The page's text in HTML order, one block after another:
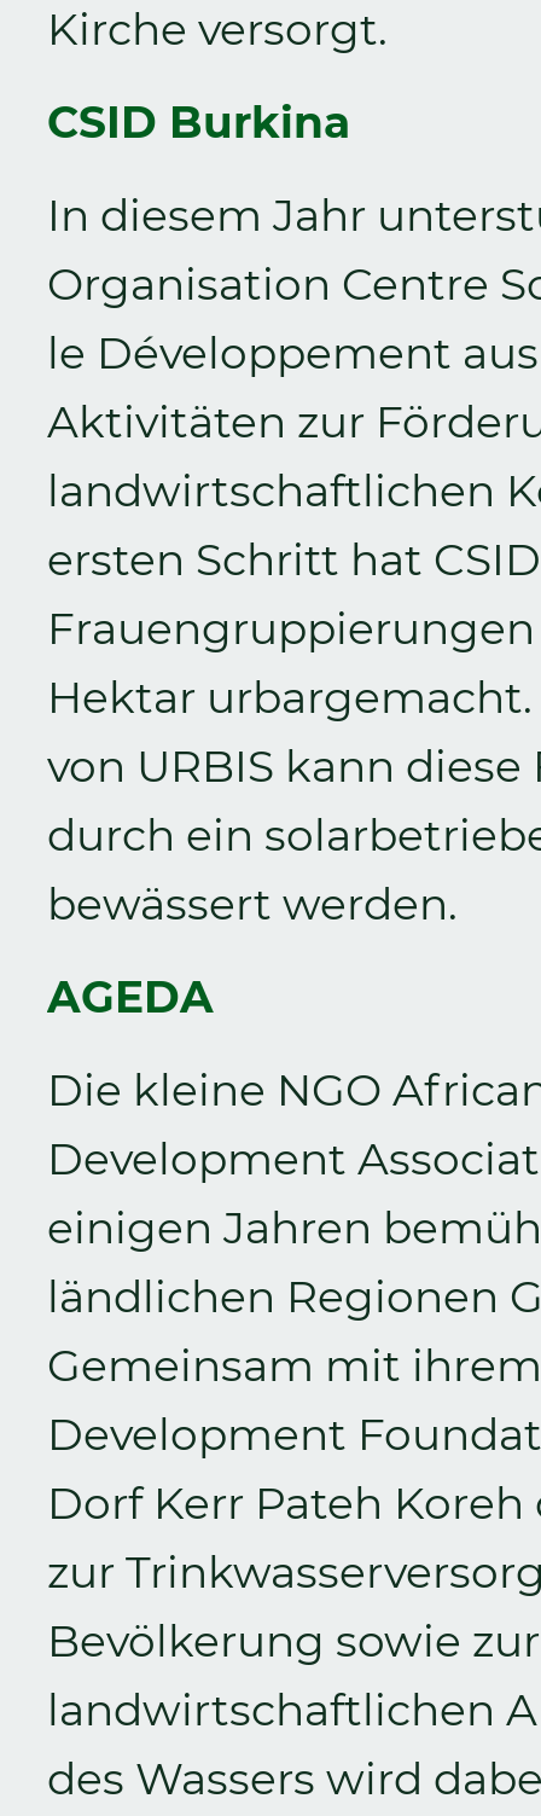
Kirche versorgt.
CSID Burkina
In diesem Jahr
Organisation Centre
le Développement
Aktivitäten zur
landwirtschaftlichen
ersten Schritt hat
Hektar
von URBIS kann
durch ein
bewässert werden.
AGEDA
Die kleine NGO
Development
einigen Jahren
ländlichen Regionen
Gemeinsam mit
Development
Dorf Kerr Pateh
zur
Bevölkerung sowie
landwirtschaftlichen
des Wassers wird